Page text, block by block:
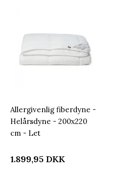
Allergivenlig fiberdyne -
Helårsdyne - 200x220
cm - Let
dyne - Nordstrand
1.899,95 DKK